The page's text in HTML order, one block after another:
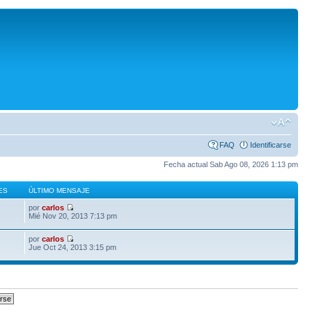
FAQ Identificarse
Fecha actual Sab Ago 08, 2026 1:13 pm
ÚLTIMO MENSAJE
porcarlos
Mié Nov 20, 2013 7:13 pm
porcarlos
Jue Oct 24, 2013 3:15 pm